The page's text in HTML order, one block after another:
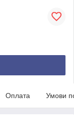
Оплата Умови